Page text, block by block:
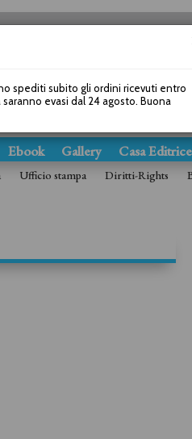
Ebook Gallery Casa Editrice
Ufficio stampa Diritti-Rights
spediti subito gli ordini ricevuti entro
evasi dal 24 agosto. Buona